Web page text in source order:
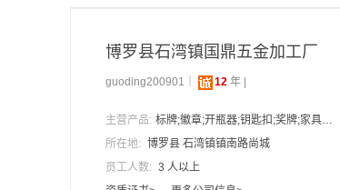
博罗县石湾镇国鼎五金加工厂
guoding200901｜ 12 年 |
主营产品:
标牌;徽章;开瓶器;钥匙扣;奖牌;家具五金，标牌;箱包五金，标牌;门牌;皮带扣;冰箱贴;铭牌;假珐琅标牌，奖牌;假珐琅徽章;假珐琅开瓶器;烤漆标牌;个性书签;抛光水果签;时尚水果叉;锌合金狗牌;酒店门牌号
所在地: 博罗县 石湾镇镇南路尚城
员工人数: 3 人以上